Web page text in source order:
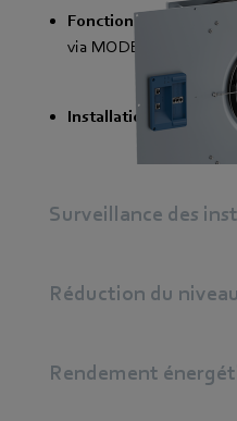
Fonctionnalité étendue
via MODBUS DCI
Installation plus rapide
Surveillance des
Réduction du
Rendement